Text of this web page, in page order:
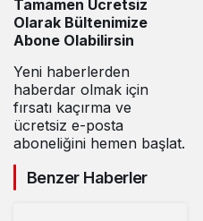
Tamamen Ücretsiz
Olarak Bültenimize
Abone Olabilirsin
Yeni haberlerden
haberdar olmak için
fırsatı kaçırma ve
ücretsiz e-posta
aboneliğini hemen başlat.
Benzer Haberler